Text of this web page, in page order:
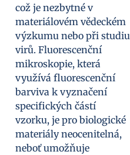
což je nezbytné v
materiálovém vědeckém
výzkumu nebo při studiu
virů. Fluorescenční
mikroskopie, která
využívá fluorescenční
barviva k vyznačení
specifických částí
vzorku, je pro biologické
materiály neocenitelná,
neboť umožňuje